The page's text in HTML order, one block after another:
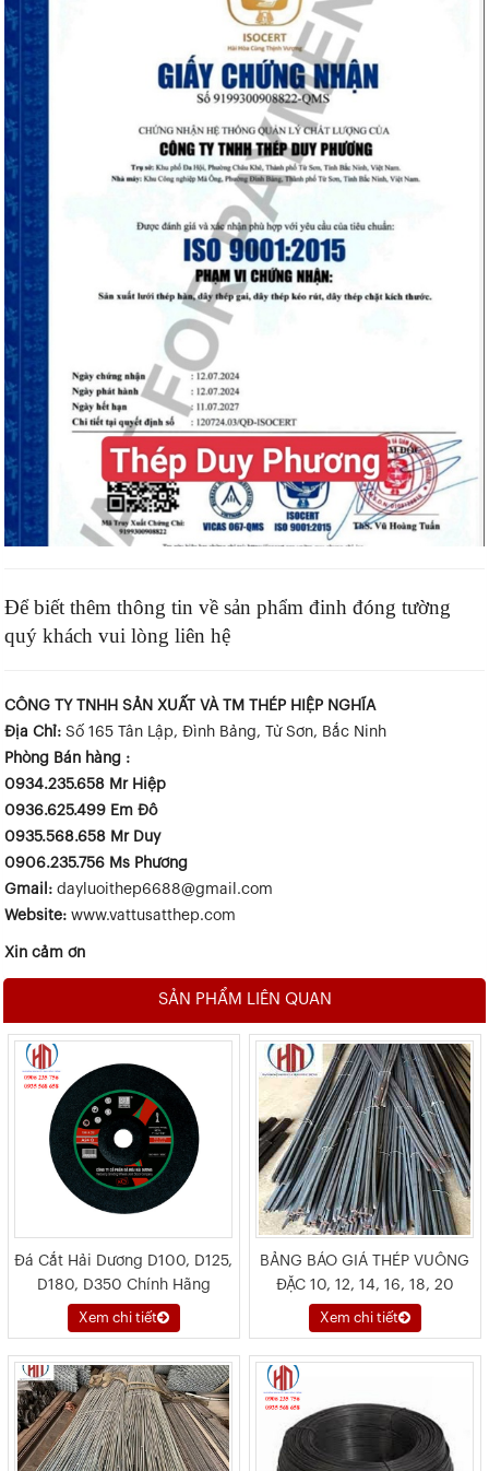
Để biết thêm thông tin về sản phẩm đinh đóng tường
quý khách vui lòng liên hệ
CÔNG TY TNHH SẢN XUẤT VÀ TM THÉP HIỆP NGHĨA
Địa Chỉ: Số 165 Tân Lập, Đình Bảng, Từ Sơn, Bắc Ninh
Phòng Bán hàng :
0934.235.658 Mr Hiệp
0936.625.499 Em Đô
0935.568.658 Mr Duy
0906.235.756 Ms Phương
Gmail: dayluoithep6688@gmail.com
Website: www.vattusatthep.com
Xin cảm ơn
SẢN PHẨM LIÊN QUAN
Đá Cắt Hải Dương D100, D125,
D180, D350 Chính Hãng
Xem chi tiết
BẢNG BÁO GIÁ THÉP VUÔNG
ĐẶC 10, 12, 14, 16, 18, 20
Xem chi tiết